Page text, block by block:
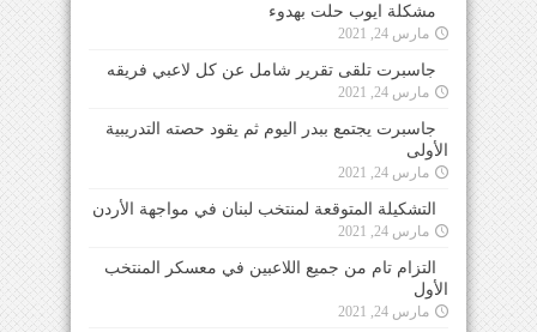
مشكلة ايوب حلت بهدوء
مارس 24, 2021
جاسبرت تلقى تقرير شامل عن كل لاعبي فريقه
مارس 24, 2021
جاسبرت يجتمع ببدر اليوم ثم يقود حصته التدريبية
الأولى
مارس 24, 2021
التشكيلة المتوقعة لمنتخب لبنان في مواجهة الأردن
مارس 24, 2021
التزام تام من جميع اللاعبين في معسكر المنتخب
الأول
مارس 24, 2021